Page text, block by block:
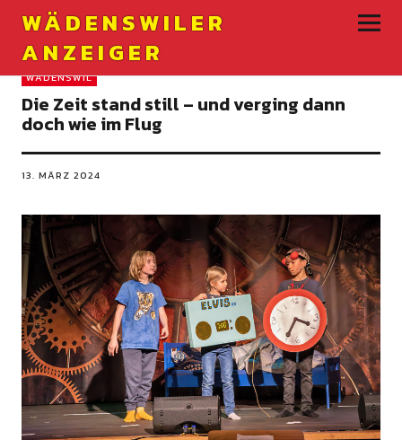
WÄDENSWILER
ANZEIGER
WÄDENSWIL
Die Zeit stand still – und verging dann
doch wie im Flug
13. MÄRZ 2024